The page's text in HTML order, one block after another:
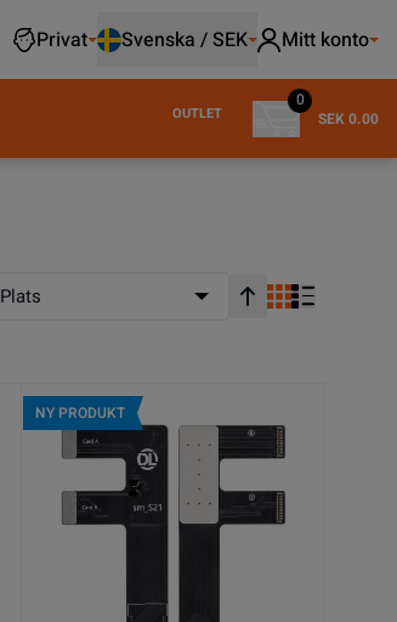
Privat
Svenska / SEK Mitt konto
OUTLET
0
SEK 0.00
Plats Stigande ordning
NY PRODUKT